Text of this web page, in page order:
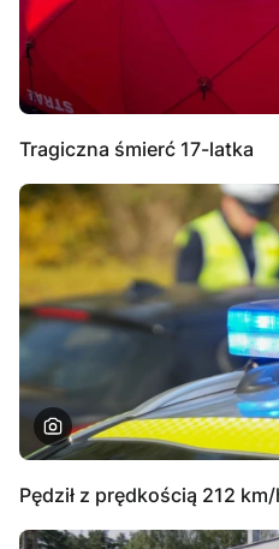
Tragiczna śmierć 17-latka
Pędził z prędkością 212